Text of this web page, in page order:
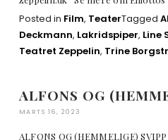
Posted in Film, TeaterTagged
Deckmann, Lakridspiper, Line
Teatret Zeppelin, Trine
ALFONS OG
MARTS 16, 2023
ALFONS OG